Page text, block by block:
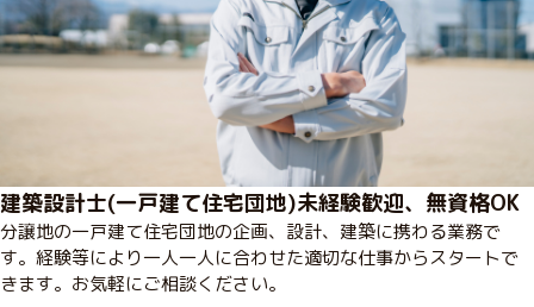
建築設計士(一戸建て住宅団地)未経験歓迎、無資格OK
分譲地の一戸建て住宅団地の企画、設計、建築に携わる業務で
す。経験等により一人一人に合わせた適切な仕事からスタートで
きます。お気軽にご相談ください。